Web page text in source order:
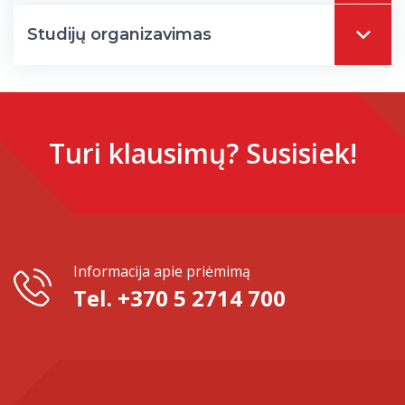
Studijų organizavimas
Turi klausimų? Susisiek!
Informacija apie priėmimą
Tel. +370 5 2714 700